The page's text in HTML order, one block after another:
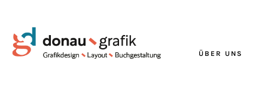
ÜBER UNS